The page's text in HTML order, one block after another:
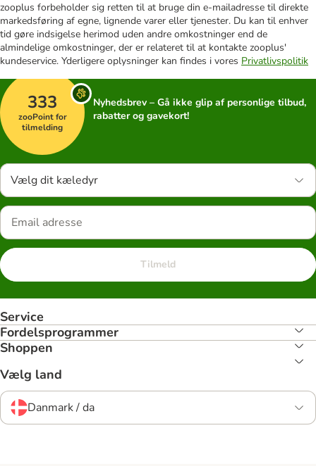
zooplus forbeholder sig retten til at bruge din e-mailadresse til direkte
markedsføring af egne, lignende varer eller tjenester. Du kan til enhver
tid gøre indsigelse herimod uden andre omkostninger end de
almindelige omkostninger, der er relateret til at kontakte zooplus'
kundeservice. Yderligere oplysninger kan findes i vores Privatlivspolitik
333
zooPoint for
tilmelding
Nyhedsbrev – Gå ikke glip af personlige tilbud,
rabatter og gavekort!
Vælg dit kæledyr
Tilmeld
Service
Fordelsprogrammer
Shoppen
Vælg land
Danmark / da